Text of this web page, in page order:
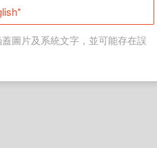
圖片及系統文字，並可能存在誤